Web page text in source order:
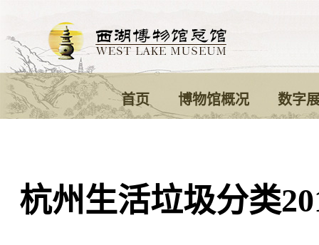
首页 博物馆概况 数字
杭州生活垃圾分类